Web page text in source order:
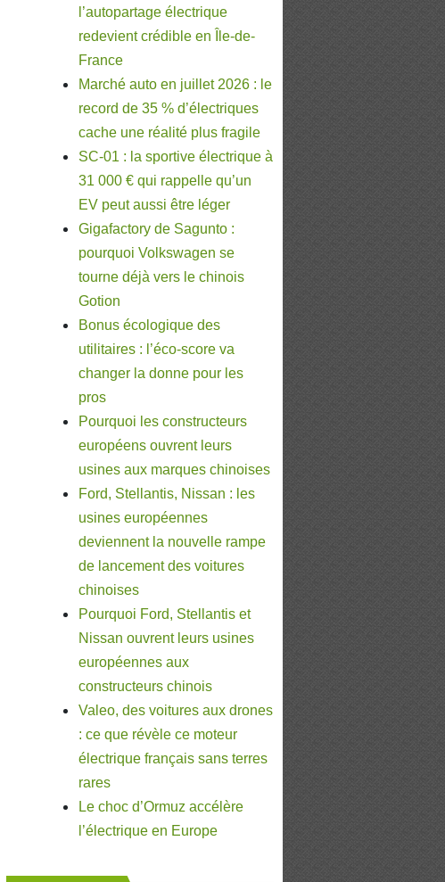
l’autopartage électrique
redevient crédible en Île-de-
France
Marché auto en juillet 2026 : le
record de 35 % d’électriques
cache une réalité plus fragile
SC-01 : la sportive électrique à
31 000 € qui rappelle qu’un
EV peut aussi être léger
Gigafactory de Sagunto :
pourquoi Volkswagen se
tourne déjà vers le chinois
Gotion
Bonus écologique des
utilitaires : l’éco-score va
changer la donne pour les
pros
Pourquoi les constructeurs
européens ouvrent leurs
usines aux marques chinoises
Ford, Stellantis, Nissan : les
usines européennes
deviennent la nouvelle rampe
de lancement des voitures
chinoises
Pourquoi Ford, Stellantis et
Nissan ouvrent leurs usines
européennes aux
constructeurs chinois
Valeo, des voitures aux drones
: ce que révèle ce moteur
électrique français sans terres
rares
Le choc d’Ormuz accélère
l’électrique en Europe